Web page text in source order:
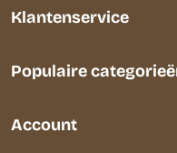
Klantenservice
Populaire
Account